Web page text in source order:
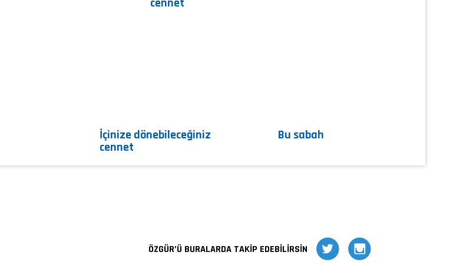
İçinize dönebileceğiniz
cennet
Bu sabah
ÖZGÜR’Ü BURALARDA TAKİP EDEBİLİRSİN